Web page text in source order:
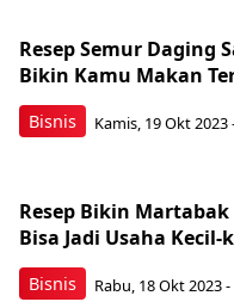
Bisnis
Resep Semur Daging
Bikin Kamu Makan
Kamis, 19 Okt 2023
Bisnis
Resep Bikin
Bisa Jadi Usaha Kecil-
Rabu, 18 Okt 2023 -